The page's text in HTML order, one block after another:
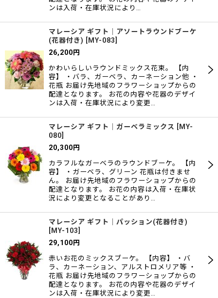
ンは入荷・在庫状況により…
マレーシア ギフト｜アソートラウンドブーケ
(花器付き)
MY-083
26,200円
かわいらしいラウンドミックス花束。 【内
容】 ・バラ、ガーベラ、カーネーション他 ・
花瓶 お届け先地域のフラワーショップからの
配達となります。 お花の内容や花器のデザイ
ンは入荷・在庫状況により変更…
マレーシア ギフト｜ガーベラミックス
MY-
080
20,300円
カラフルなガーベラのラウンドブーケ。 【内
容】 ・ガーベラ、グリーン 花瓶は付きませ
ん。 お届け先地域のフラワーショップからの
配達となります。 お花の内容は入荷・在庫状
況により変更となることがあり…
マレーシア ギフト｜パッション(花器付き)
MY-103
29,100円
赤いお花のミックスブーケ。 【内容】 ・バ
ラ、カーネーション、アルストロメリア等 ・
花瓶 お届け先地域のフラワーショップからの
配達となります。 お花の内容や花器のデザイ
ンは入荷・在庫状況により変更…